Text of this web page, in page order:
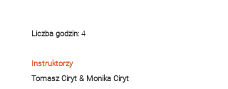
Liczba godzin: 4
Instruktorzy
Tomasz Ciryt & Monika Ciryt